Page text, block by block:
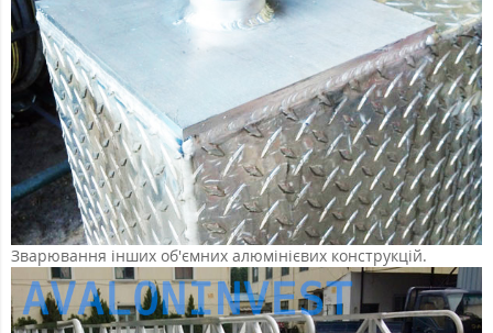
Зварювання інших об'ємних алюмінієвих конструкцій.